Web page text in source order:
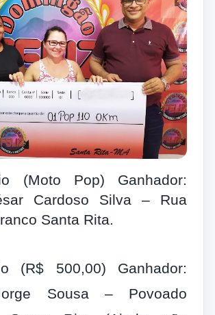
(Moto Pop) Ganhador:
Cardoso Silva – Rua
Santa Rita.
(R$ 500,00) Ganhador:
Sousa – Povoado